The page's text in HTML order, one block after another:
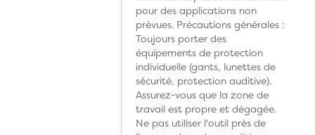
pour des applications non
prévues. Précautions générales :
Toujours porter des
équipements de protection
individuelle (gants, lunettes de
sécurité, protection auditive).
Assurez-vous que la zone de
travail est propre et dégagée.
Ne pas utiliser l'outil près de